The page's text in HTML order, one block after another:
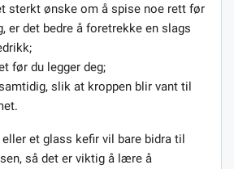
sterkt ønske om å spise noe rett før
er det bedre å foretrekke en slags
før du legger deg;
slik at kroppen blir vant til
et glass kefir vil bare bidra til
så det er viktig å lære å